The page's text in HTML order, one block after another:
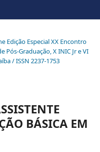
Edição Especial XX Encontro
Pós-Graduação, X INIC Jr e VI
/ ISSN 2237-1753
BÁSICA EM